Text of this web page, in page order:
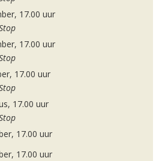
17.00 uur
17.00 uur
17.00 uur
17.00 uur
17.00 uur
17.00 uur